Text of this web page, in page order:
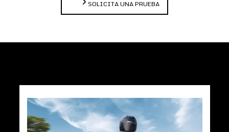
SOLICITA UNA PRUEBA